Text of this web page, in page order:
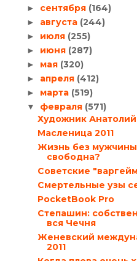
► сентября (164)
► августа (244)
► июля (255)
► июня (287)
► мая (320)
► апреля (412)
► марта (519)
▼ февраля (571)
Художник
Масленица 2011
Жизнь без
свободна?
Советские
Смертельные узы
PocketBook Pro
Степашин:
вся Чечня
Женевский
2011